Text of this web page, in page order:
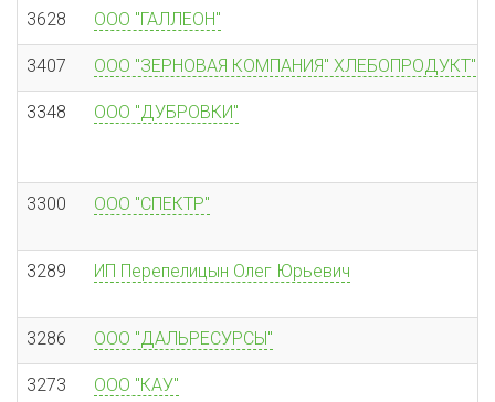
3628 ООО "ГАЛЛЕОН"
3407 ООО "ЗЕРНОВАЯ КОМПАНИЯ" ХЛЕБОПРОДУКТ"
3348 ООО "ДУБРОВКИ"
3300 ООО "СПЕКТР"
3289 ИП Перепелицын Олег Юрьевич
3286 ООО "ДАЛЬРЕСУРСЫ"
3273 ООО "КАУ"